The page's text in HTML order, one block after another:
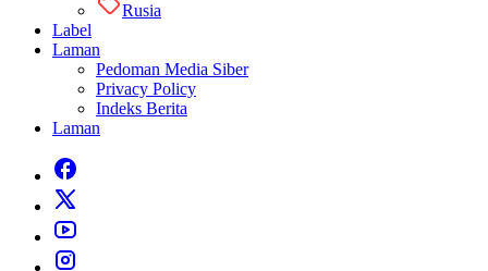
Rusia
Label
Laman
Pedoman Media Siber
Privacy Policy
Indeks Berita
Laman